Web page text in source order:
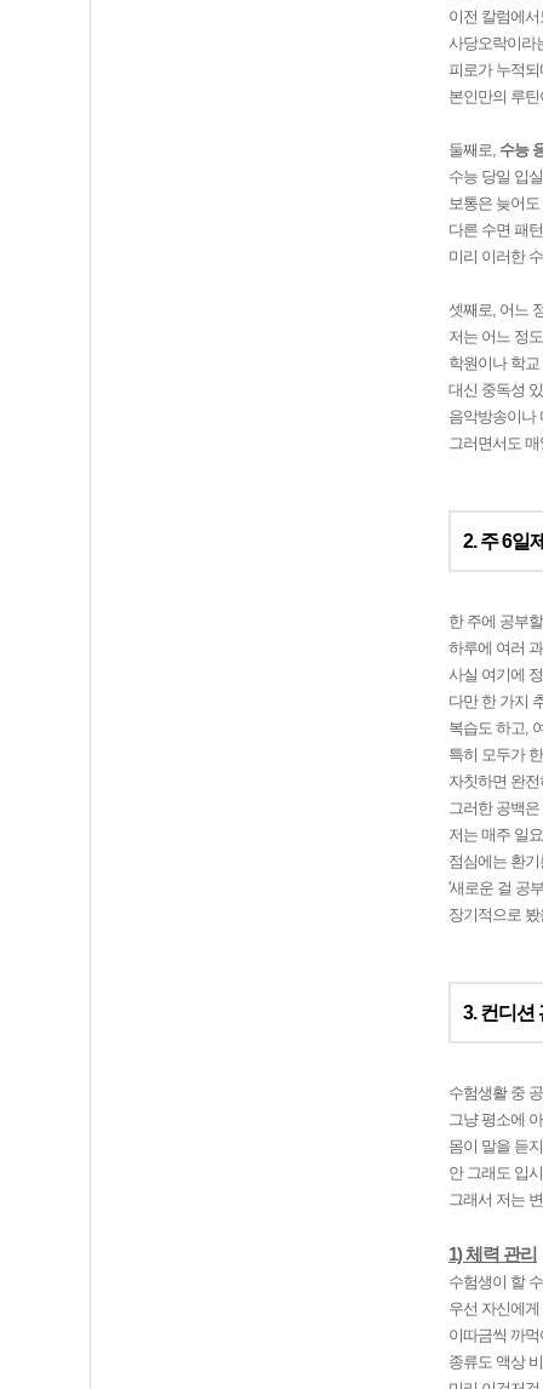
이전 칼럼에
사당오락이라
피로가 누적
본인만의 루
둘째로, 수능
수능 당일 입
보통은 늦어
다른 수면 패
미리 이러한
셋째로, 어느
저는 어느 정
학원이나 학
대신 중독성
음악방송이나
그러면서도
2. 주 6일
한 주에 공부
하루에 여러
사실 여기에
다만 한 가지
복습도 하고,
특히 모두가
자칫하면 완
그러한 공백
저는 매주 일
점심에는 환
'새로운 걸 공
장기적으로
3. 컨디션
수험생활 중
그냥 평소에
몸이 말을 듣
안 그래도 입
그래서 저는
1) 체력 관리
수험생이 할
우선 자신에
이따금씩 까
종류도 액상